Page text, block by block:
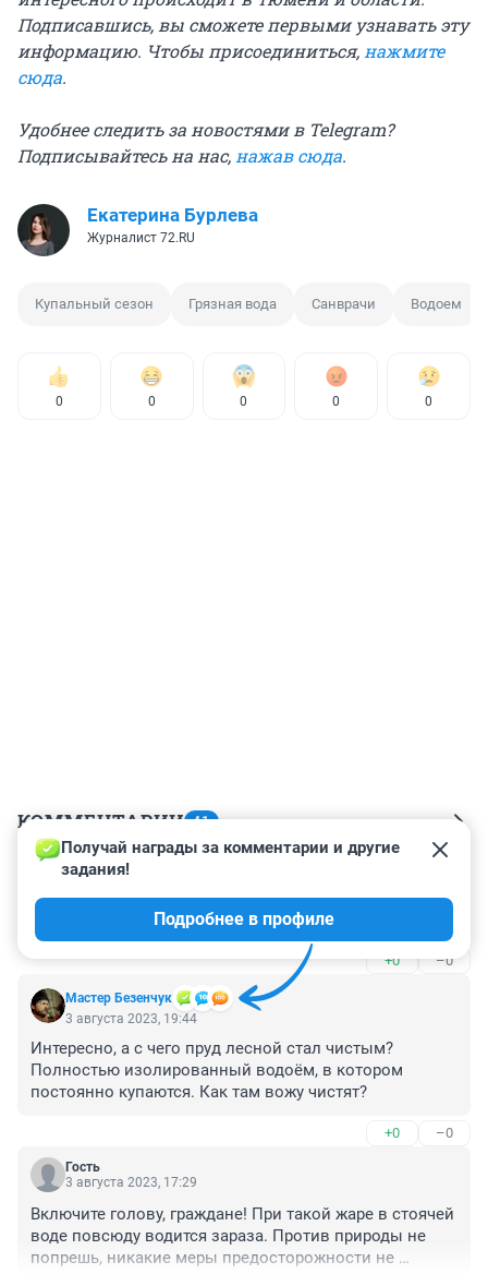
Подписавшись, вы сможете первыми узнавать эту
информацию. Чтобы присоединиться,нажмите
сюда.
Удобнее следить за новостями в Telegram?
Подписывайтесь на нас,нажав сюда.
Екатерина Бурлева
Журналист 72.RU
Купальный сезон Грязная вода Санврачи Водоем
0 0 0 0 0
КОММЕНТАРИИ 41
Гость
ОЧНУЛИСЬ ??????????
+0 –0
Мастер Безенчук
Получай награды за комментарии и другие
задания!
Подробнее в профиле
3 августа 2023, 19:44
Интересно, а с чего пруд лесной стал чистым?
Полностью изолированный водоём, в котором
постоянно купаются. Как там вожу чистят?
+0 –0
Гость
3 августа 2023, 17:29
Включите голову, граждане! При такой жаре в стоячей
воде повсюду водится зараза. Против природы не
попрешь, никакие меры предосторожности не